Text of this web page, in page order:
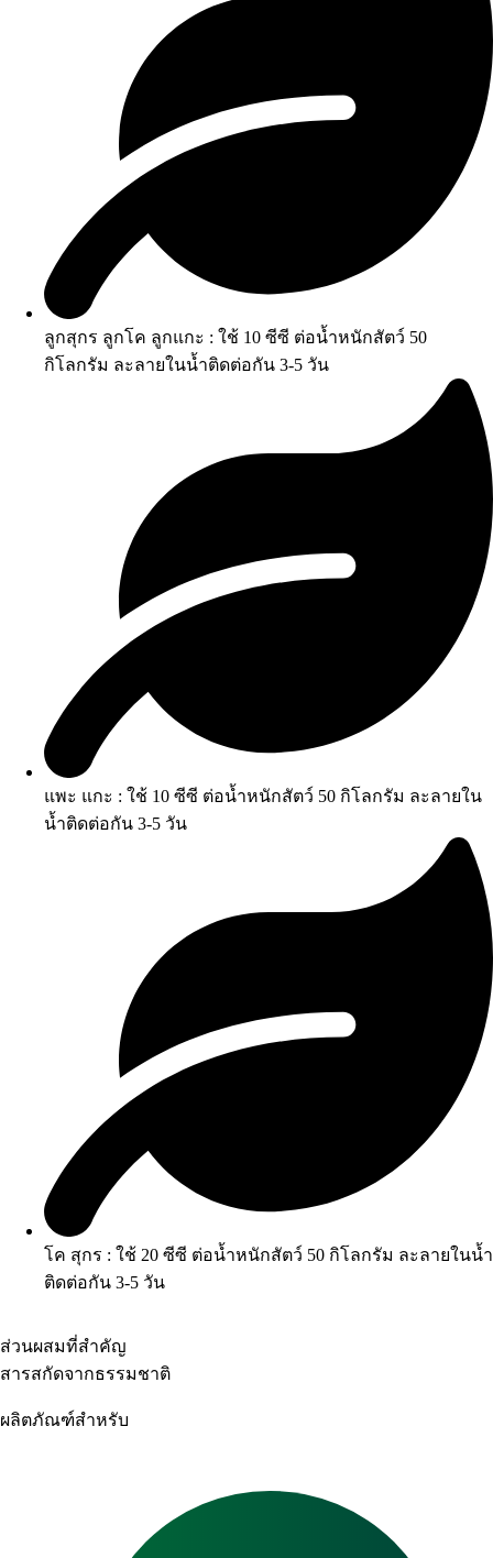
ลูกสุกร ลูกโค ลูกแกะ : ใช้ 10 ซีซี ต่อน้ำหนักสัตว์ 50
กิโลกรัม ละลายในน้ำติดต่อกัน 3-5 วัน
แพะ แกะ : ใช้ 10 ซีซี ต่อน้ำหนักสัตว์ 50 กิโลกรัม ละลายใน
น้ำติดต่อกัน 3-5 วัน
โค สุกร : ใช้ 20 ซีซี ต่อน้ำหนักสัตว์ 50 กิโลกรัม ละลายในน้ำ
ติดต่อกัน 3-5 วัน
ส่วนผสมที่สำคัญ
สารสกัดจากธรรมชาติ
ผลิตภัณฑ์สำหรับ